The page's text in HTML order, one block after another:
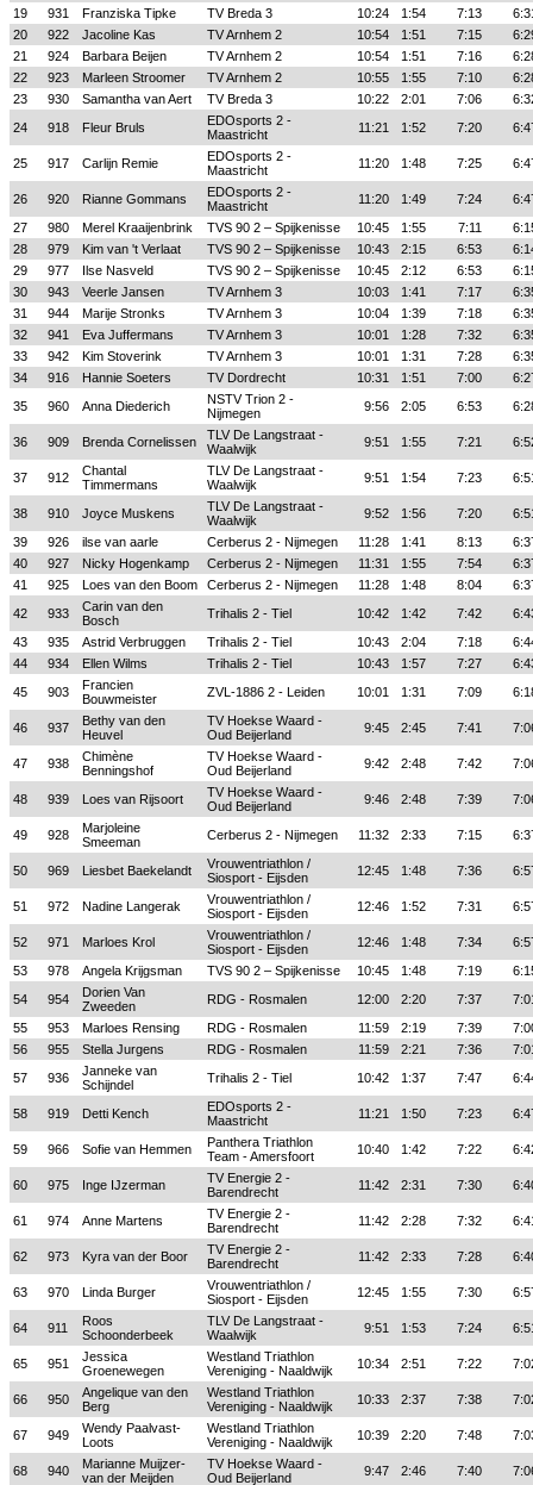
19
931 Franziska Tipke TV Breda 3 10:24 1:54 7:13
20
922 Jacoline Kas TV Arnhem 2 10:54 1:51 7:15
21
924 Barbara Beijen TV Arnhem 2 10:54 1:51 7:16
22
923 Marleen Stroomer TV Arnhem 2 10:55 1:55 7:10
23
930 Samantha van Aert TV Breda 3 10:22 2:01 7:06
24
918 Fleur Bruls
EDOsports 2 -
Maastricht
11:21 1:52 7:20
25 917 Carlijn Remie
EDOsports 2 -
Maastricht
11:20 1:48 7:25
26 920 Rianne Gommans
EDOsports 2 -
Maastricht
11:20 1:49 7:24
27
980 Merel Kraaijenbrink TVS 90 2 – Spijkenisse 10:45 1:55 7:11
28
979 Kim van 't Verlaat TVS 90 2 – Spijkenisse 10:43 2:15 6:53
29
977 Ilse Nasveld TVS 90 2 – Spijkenisse 10:45 2:12 6:53
30
943 Veerle Jansen TV Arnhem 3 10:03 1:41 7:17
31
944 Marije Stronks TV Arnhem 3 10:04 1:39 7:18
32
941 Eva Juffermans TV Arnhem 3 10:01 1:28 7:32
33
942 Kim Stoverink TV Arnhem 3 10:01 1:31 7:28
34
916 Hannie Soeters TV Dordrecht 10:31 1:51 7:00
35
960 Anna Diederich
NSTV Trion 2 -
Nijmegen
9:56 2:05 6:53
36 909 Brenda Cornelissen
TLV De Langstraat -
Waalwijk
9:51 1:55 7:21
37 912
Chantal
Timmermans
TLV De Langstraat -
Waalwijk
9:51 1:54 7:23
38 910 Joyce Muskens
TLV De Langstraat -
Waalwijk
9:52 1:56 7:20
39
926 ilse van aarle Cerberus 2 - Nijmegen 11:28 1:41 8:13
40
927 Nicky Hogenkamp Cerberus 2 - Nijmegen 11:31 1:55 7:54
41
925 Loes van den Boom Cerberus 2 - Nijmegen 11:28 1:48 8:04
42
933
Carin van den
Bosch
Trihalis 2 - Tiel 10:42 1:42 7:42
43
935 Astrid Verbruggen Trihalis 2 - Tiel 10:43 2:04 7:18
44
934 Ellen Wilms Trihalis 2 - Tiel 10:43 1:57 7:27
45
903
Francien
Bouwmeister
ZVL-1886 2 - Leiden 10:01 1:31 7:09
46 937
Bethy van den
Heuvel
TV Hoekse Waard -
Oud Beijerland
9:45 2:45 7:41
47 938
Chimène
Benningshof
TV Hoekse Waard -
Oud Beijerland
9:42 2:48 7:42
48 939 Loes van Rijsoort
TV Hoekse Waard -
Oud Beijerland
9:46 2:48 7:39
49 928
Marjoleine
Smeeman
Cerberus 2 - Nijmegen 11:32 2:33 7:15
50 969 Liesbet Baekelandt
Vrouwentriathlon /
Siosport - Eijsden
12:45 1:48 7:36
51 972 Nadine Langerak
Vrouwentriathlon /
Siosport - Eijsden
12:46 1:52 7:31
52 971 Marloes Krol
Vrouwentriathlon /
Siosport - Eijsden
12:46 1:48 7:34
53
978 Angela Krijgsman TVS 90 2 – Spijkenisse 10:45 1:48 7:19
54
954
Dorien Van
Zweeden
RDG - Rosmalen 12:00 2:20 7:37
55
953 Marloes Rensing RDG - Rosmalen 11:59 2:19 7:39
56
955 Stella Jurgens RDG - Rosmalen 11:59 2:21 7:36
57
936
Janneke van
Schijndel
Trihalis 2 - Tiel 10:42 1:37 7:47
58 919 Detti Kench
EDOsports 2 -
Maastricht
11:21 1:50 7:23
59 966 Sofie van Hemmen
Panthera Triathlon
Team - Amersfoort
10:40 1:42 7:22
60 975 Inge IJzerman
TV Energie 2 -
Barendrecht
11:42 2:31 7:30
61 974 Anne Martens
TV Energie 2 -
Barendrecht
11:42 2:28 7:32
62 973 Kyra van der Boor
TV Energie 2 -
Barendrecht
11:42 2:33 7:28
63 970 Linda Burger
Vrouwentriathlon /
Siosport - Eijsden
12:45 1:55 7:30
64 911
Roos
Schoonderbeek
TLV De Langstraat -
Waalwijk
9:51 1:53 7:24
65 951
Jessica
Groenewegen
Westland Triathlon
Vereniging - Naaldwijk
10:34 2:51 7:22
66 950
Angelique van den
Berg
Westland Triathlon
Vereniging - Naaldwijk
10:33 2:37 7:38
67 949
Wendy Paalvast-
Loots
Westland Triathlon
Vereniging - Naaldwijk
10:39 2:20 7:48
68 940
Marianne Muijzer-
van der Meijden
TV Hoekse Waard -
Oud Beijerland
9:47 2:46 7:40